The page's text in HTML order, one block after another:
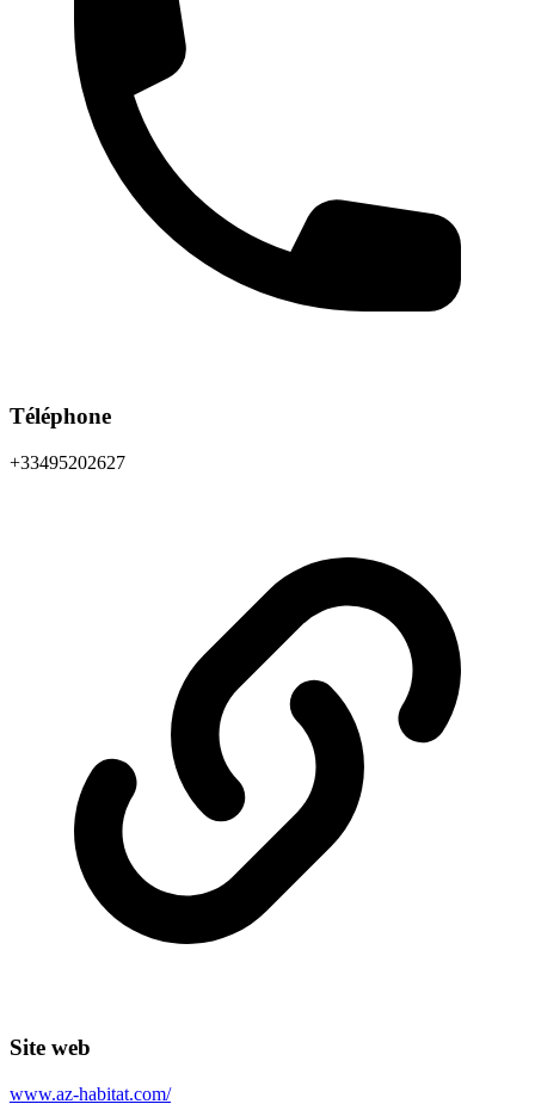
Téléphone
+33495202627
Site web
www.az-habitat.com/